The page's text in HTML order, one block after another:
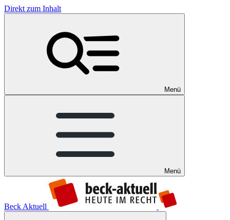
Direkt zum Inhalt
Menü
Menü
Beck Aktuell